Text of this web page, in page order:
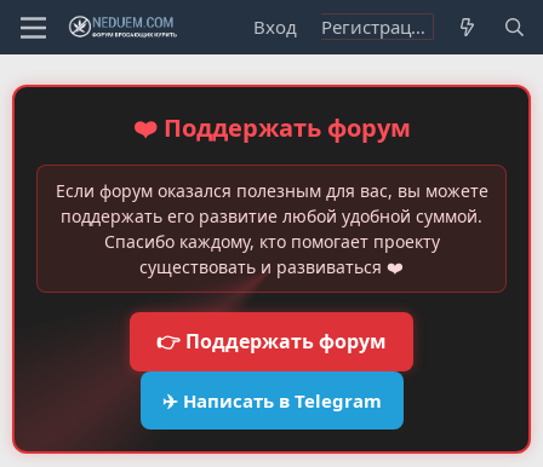
Вход Регистрация
❤️ Поддержать форум
Если форум оказался полезным для вас, вы можете
поддержать его развитие любой удобной суммой.
Спасибо каждому, кто помогает проекту
существовать и развиваться ❤️
👉 Поддержать форум
✈️ Написать в Telegram